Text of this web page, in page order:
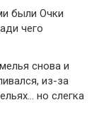
были Очки
чего
снова и
из-за
но слегка